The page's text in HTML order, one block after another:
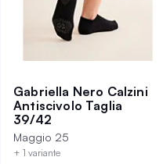
Gabriella Nero Calzini
Antiscivolo Taglia
39/42
Maggio 25
+ 1 variante